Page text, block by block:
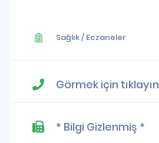
Sağlık/ Eczaneler
Görmek için tıklayın
* Bilgi Gizlenmiş *